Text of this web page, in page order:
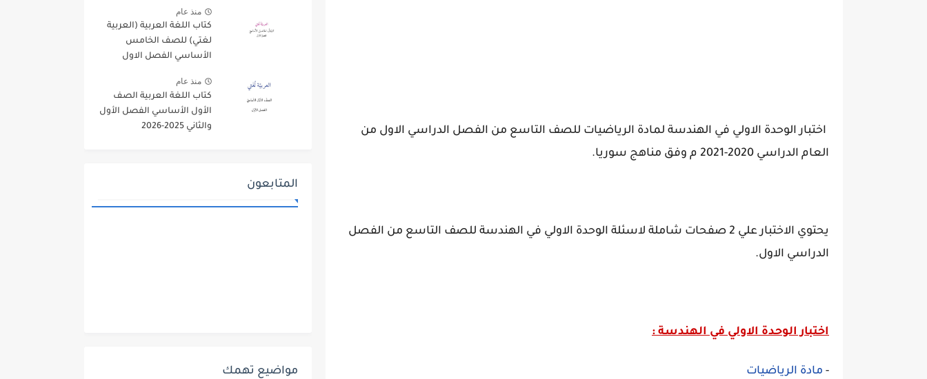
اختبار الوحدة الاولي في الهندسة لمادة الرياضيات للصف التاسع من الفصل الدراسي الاول من
العام الدراسي 2020-2021 م وفق مناهج سوريا.
يحتوي الاختبار علي 2 صفحات شاملة لاسئلة الوحدة الاولي في الهندسة للصف التاسع من الفصل
الدراسي الاول.
اختبار الوحدة الاولي في الهندسة :
- مادة الرياضيات
منذ عام
كتاب اللغة العربية (العربية
لغتي) للصف الخامس
الأساسي الفصل الاول
منذ عام
كتاب اللغة العربية الصف
الأول الأساسي الفصل الأول
والثاني 2025-2026
المتابعون
مواضيع تهمك